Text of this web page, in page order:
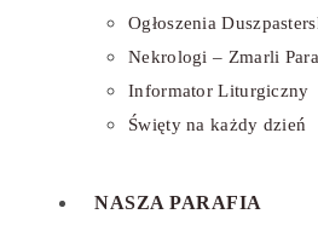
Ogłoszenia
Nekrologi – Zmarli
Informator Liturgiczny
Święty na każdy dzień
NASZA PARAFIA